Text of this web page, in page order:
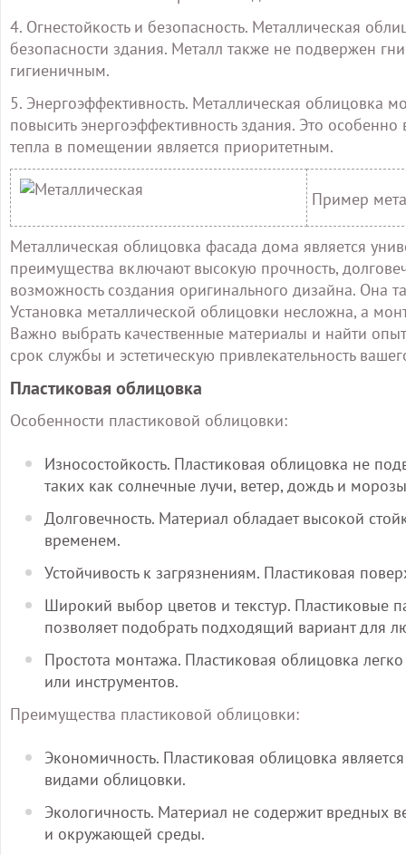
4. Огнестойкость и безопасность. Металлическая
безопасности здания. Металл также не подвержен
гигиеничным.
5. Энергоэффективность. Металлическая облицовка
повысить энергоэффективность здания. Это
тепла в помещении является приоритетным.
Пример
Металлическая облицовка фасада дома является
преимущества включают высокую прочность,
возможность создания оригинального дизайна. Она
Установка металлической облицовки несложна, а
Важно выбрать качественные материалы и найти
срок службы и эстетическую привлекательность
Пластиковая облицовка
Особенности пластиковой облицовки:
Износостойкость. Пластиковая облицовка не
таких как солнечные лучи, ветер, дождь и
Долговечность. Материал обладает высокой
временем.
Устойчивость к загрязнениям. Пластиковая
Широкий выбор цветов и текстур. Пластиковые
позволяет подобрать подходящий вариант для
Простота монтажа. Пластиковая облицовка
или инструментов.
Преимущества пластиковой облицовки:
Экономичность. Пластиковая облицовка
видами облицовки.
Экологичность. Материал не содержит вредных
и окружающей среды.